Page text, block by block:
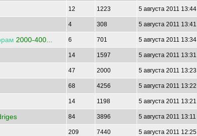
12 1223 5 августа 2011 13:44
4 308 5 августа 2011 13:41
2000-400... 6 701 5 августа 2011 13:34
14 1597 5 августа 2011 13:31
47 2000 5 августа 2011 13:23
68 4256 5 августа 2011 13:22
14 1198 5 августа 2011 13:21
84 3896 5 августа 2011 13:11
209 7440 5 августа 2011 12:25